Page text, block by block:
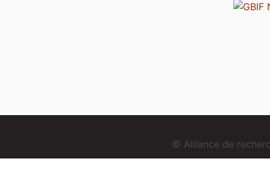
© Alliance de